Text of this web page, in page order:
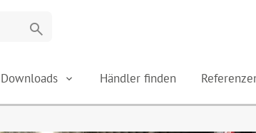
search
Downloads Händler finden